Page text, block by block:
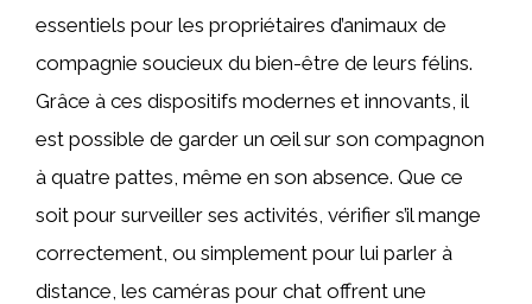
essentiels pour les propriétaires d’animaux de
compagnie soucieux du bien-être de leurs félins.
Grâce à ces dispositifs modernes et innovants, il
est possible de garder un œil sur son compagnon
à quatre pattes, même en son absence. Que ce
soit pour surveiller ses activités, vérifier s’il mange
correctement, ou simplement pour lui parler à
distance, les caméras pour chat offrent une